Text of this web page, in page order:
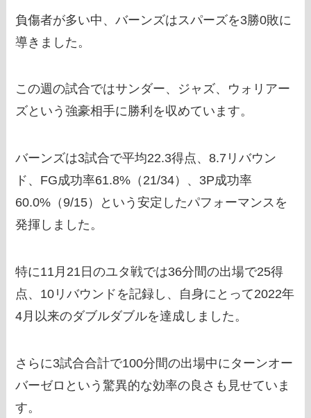
負傷者が多い中、バーンズはスパーズを3勝0敗に
導きました。
この週の試合ではサンダー、ジャズ、ウォリアー
ズという強豪相手に勝利を収めています。
バーンズは3試合で平均22.3得点、8.7リバウン
ド、FG成功率61.8%（21/34）、3P成功率
60.0%（9/15）という安定したパフォーマンスを
発揮しました。
特に11月21日のユタ戦では36分間の出場で25得
点、10リバウンドを記録し、自身にとって2022年
4月以来のダブルダブルを達成しました。
さらに3試合合計で100分間の出場中にターンオー
バーゼロという驚異的な効率の良さも見せていま
す。